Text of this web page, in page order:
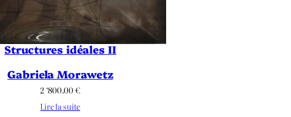
Structures idéales II
Gabriela Morawetz
2 ‘800.00€
Lire la suite